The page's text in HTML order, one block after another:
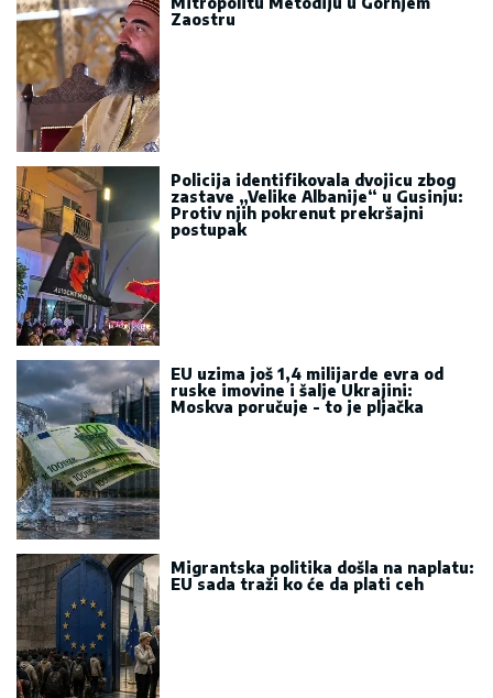
Zaostru
Policija identifikovala dvojicu zbog
zastave „Velike Albanije“ u Gusinju:
Protiv njih pokrenut prekršajni
postupak
EU uzima još 1,4 milijarde evra od
ruske imovine i šalje Ukrajini:
Moskva poručuje - to je pljačka
Migrantska politika došla na naplatu:
EU sada traži ko će da plati ceh